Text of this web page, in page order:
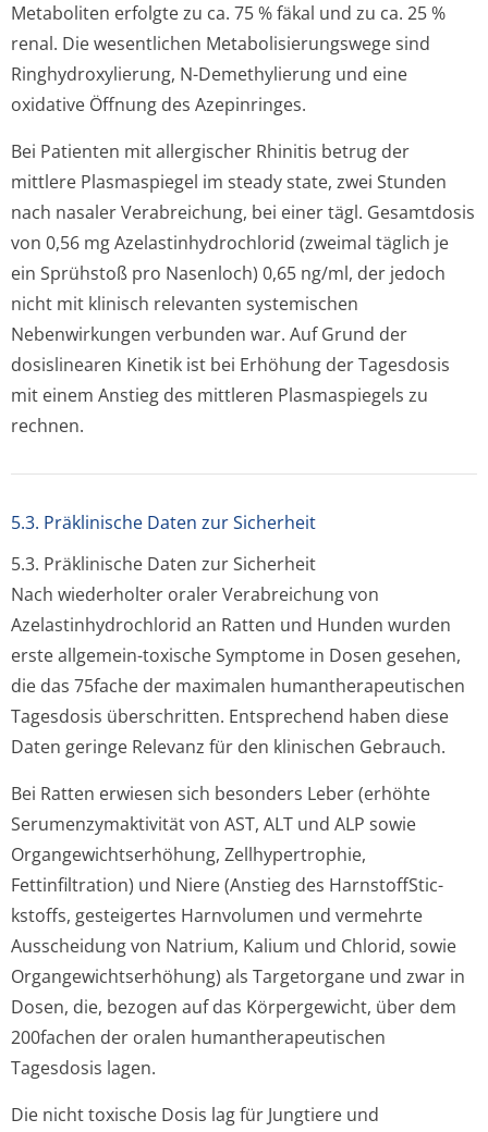
Metaboliten erfolgte zu ca. 75 % fäkal und zu ca. 25 %
renal. Die wesentlichen Metabolisierun­gswege sind
Ringhydroxylierung, N-Demethylierung und eine
oxidative Öffnung des Azepinringes.
Bei Patienten mit allergischer Rhinitis betrug der
mittlere Plasmaspiegel im steady state, zwei Stunden
nach nasaler Verabreichung, bei einer tägl. Gesamtdosis
von 0,56 mg Azelastinhydrochlo­rid (zweimal täglich je
ein Sprühstoß pro Nasenloch) 0,65 ng/ml, der jedoch
nicht mit klinisch relevanten systemischen
Nebenwirkungen verbunden war. Auf Grund der
dosislinearen Kinetik ist bei Erhöhung der Tagesdosis
mit einem Anstieg des mittleren Plasmaspiegels zu
rechnen.
5.3. Präklinische Daten zur Sicherheit
5.3. Präklinische Daten zur Sicherheit
Nach wiederholter oraler Verabreichung von
Azelastinhydrochlo­rid an Ratten und Hunden wurden
erste allgemein-toxische Symptome in Dosen gesehen,
die das 75fache der maximalen humantherapeu­tischen
Tagesdosis überschritten. Entsprechend haben diese
Daten geringe Relevanz für den klinischen Gebrauch.
Bei Ratten erwiesen sich besonders Leber (erhöhte
Serumenzymaktivität von AST, ALT und ALP sowie
Organgewichtser­höhung, Zellhypertrophie,
Fettinfiltration) und Niere (Anstieg des HarnstoffStic­
kstoffs, gesteigertes Harnvolumen und vermehrte
Ausscheidung von Natrium, Kalium und Chlorid, sowie
Organgewichtser­höhung) als Targetorgane und zwar in
Dosen, die, bezogen auf das Körpergewicht, über dem
200fachen der oralen humantherapeu­tischen
Tagesdosis lagen.
Die nicht toxische Dosis lag für Jungtiere und